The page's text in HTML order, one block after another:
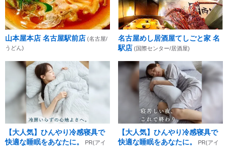
山本屋本店 名古屋駅前店 (名古屋/
うどん)
名古屋めし居酒屋てしごと家 名
駅店 (国際センター/居酒屋)
【大人気】ひんやり冷感寝具で
快適な睡眠をあなたに。
PR(アイ
【大人気】ひんやり冷感寝具で
快適な睡眠をあなたに。
PR(アイ